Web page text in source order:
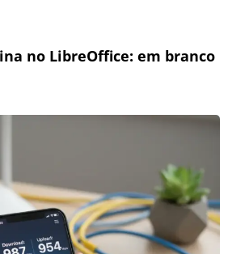
no LibreOffice: em branco